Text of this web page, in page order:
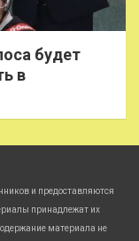
будет
в
и предоставляются
принадлежат их
материала не